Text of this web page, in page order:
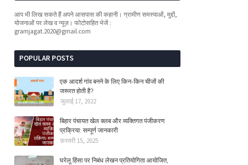
आप भी लिख सकते हैं अपने आसपास की कहानी। ग्रामीण समस्याओं, मुद्दों,
योजनाओं पर लेख व न्यूज़। फोटोसहित भेजें :
gramjagat.2020@gmail.com
POPULAR POSTS
एक आदर्श गांव बनने के लिए किन-किन चीजों की
जरूरत होती है?
जुलाई 17, 2022
बिहार पंचायत खेल क्लब और व्यक्तिगत पंजीकरण
प्रक्रिया: सम्पूर्ण जानकारी
फ़रवरी 15, 2025
घरेलू हिंसा पर निबंध लेखन प्रतियोगिता आयोजित,